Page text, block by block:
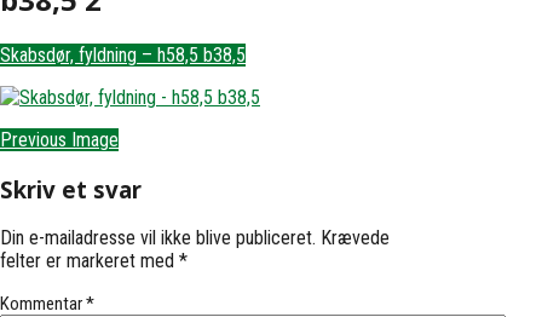
Skabsdør, fyldning – h58,5 b38,5
Previous Image
Skriv et svar
Din e-mailadresse vil ikke blive publiceret. Krævede
felter er markeret med *
Kommentar*